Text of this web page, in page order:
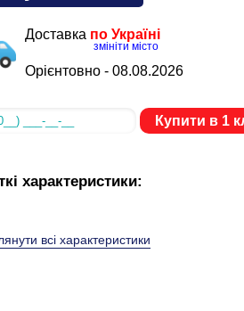
Доставка по Україні
змініти місто
Орієнтовно - 08.08.2026
Купити в 1
характеристики:
всі характеристики